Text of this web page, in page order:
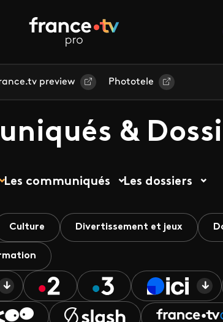
preview Phototele
&
Les communiqués Les dossiers
Culture Divertissement et jeux